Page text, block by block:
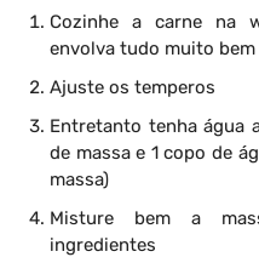
Cozinhe a carne na
envolva tudo muito bem
Ajuste os temperos
Entretanto tenha água
de massa e 1 copo de
massa)
Misture bem a
ingredientes